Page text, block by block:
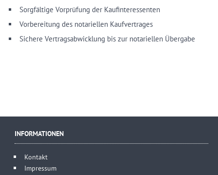
Sorgfältige Vorprüfung der Kaufinteressenten
Vorbereitung des notariellen Kaufvertrages
Sichere Vertragsabwicklung bis zur notariellen Übergabe
INFORMATIONEN
Kontakt
Impressum